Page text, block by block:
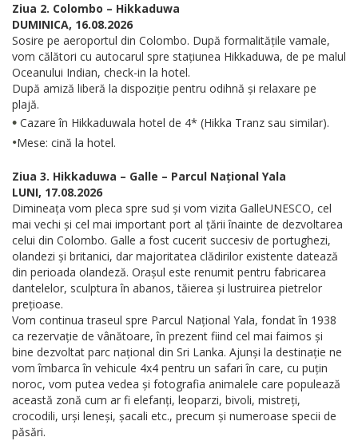
Ziua 2. Colombo – Hikkaduwa
DUMINICA, 16.08.2026
Sosire pe aeroportul din Colombo. După formalitățile vamale,
vom călători cu autocarul spre stațiunea Hikkaduwa, de pe malul
Oceanului Indian, check-in la hotel.
După amiză liberă la dispoziție pentru odihnă și relaxare pe
plajă.
• Cazare în Hikkaduwala hotel de 4* (Hikka Tranz sau similar).
•Mese: cină la hotel.
Ziua 3. Hikkaduwa – Galle – Parcul Național Yala
LUNI, 17.08.2026
Dimineața vom pleca spre sud și vom vizita GalleUNESCO, cel
mai vechi și cel mai important port al țării înainte de dezvoltarea
celui din Colombo. Galle a fost cucerit succesiv de portughezi,
olandezi și britanici, dar majoritatea clădirilor existente datează
din perioada olandeză. Orașul este renumit pentru fabricarea
dantelelor, sculptura în abanos, tăierea și lustruirea pietrelor
prețioase.
Vom continua traseul spre Parcul Național Yala, fondat în 1938
ca rezervație de vânătoare, în prezent fiind cel mai faimos și
bine dezvoltat parc național din Sri Lanka. Ajunși la destinație ne
vom îmbarca în vehicule 4x4 pentru un safari în care, cu puțin
noroc, vom putea vedea și fotografia animalele care populează
această zonă cum ar fi elefanți, leoparzi, bivoli, mistreți,
crocodili, urși leneși, șacali etc., precum și numeroase specii de
păsări.